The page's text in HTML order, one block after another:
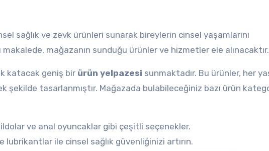
sağlık ve zevk ürünleri sunarak bireylerin cinsel yaşamlarını
mağazanın sunduğu ürünler ve hizmetler ele alınacaktır.
katacak geniş bir ürün yelpazesi sunmaktadır. Bu ürünler, her
tasarlanmıştır. Mağazada bulabileceğiniz bazı ürün
ve anal oyuncaklar gibi çeşitli seçenekler.
lubrikantlar ile cinsel sağlık güvenliğinizi artırın.